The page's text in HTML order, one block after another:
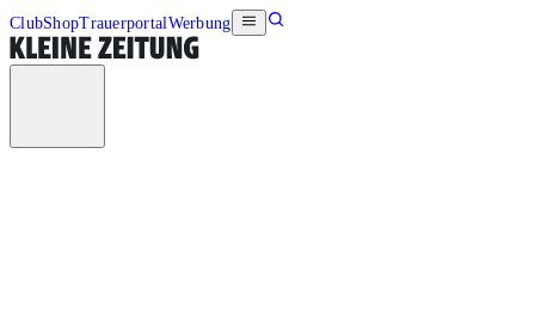
ClubShopTrauerportalWerbung